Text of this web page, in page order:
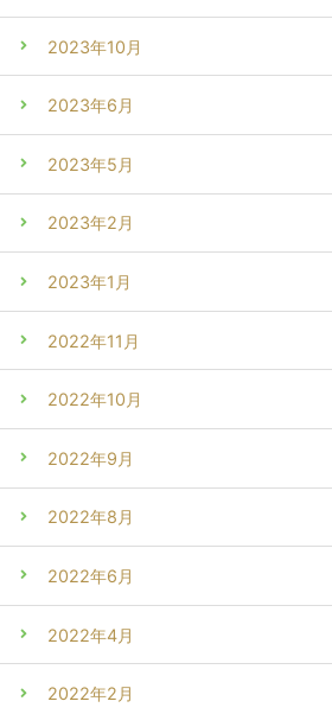
2023年10月
2023年6月
2023年5月
2023年2月
2023年1月
2022年11月
2022年10月
2022年9月
2022年8月
2022年6月
2022年4月
2022年2月